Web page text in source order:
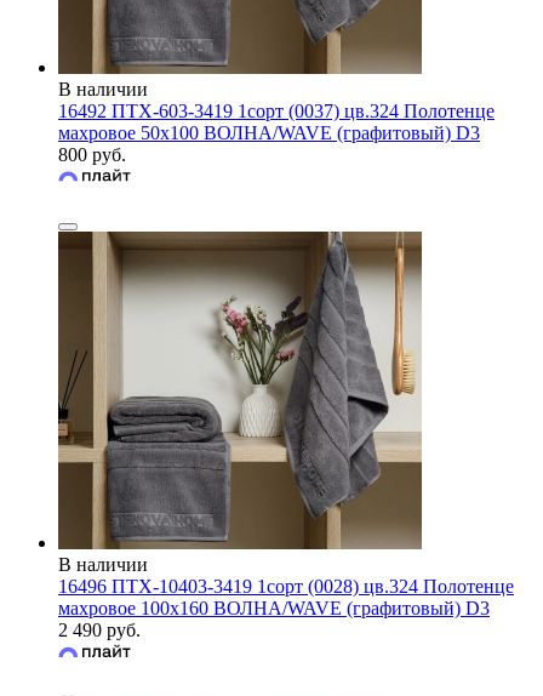
В наличии
16492 ПТХ-603-3419 1сорт (0037) цв.324 Полотенце
махровое 50х100 ВОЛНА/WAVE (графитовый) D3
800 руб.
В наличии
16496 ПТХ-10403-3419 1сорт (0028) цв.324 Полотенце
махровое 100х160 ВОЛНА/WAVE (графитовый) D3
2 490 руб.